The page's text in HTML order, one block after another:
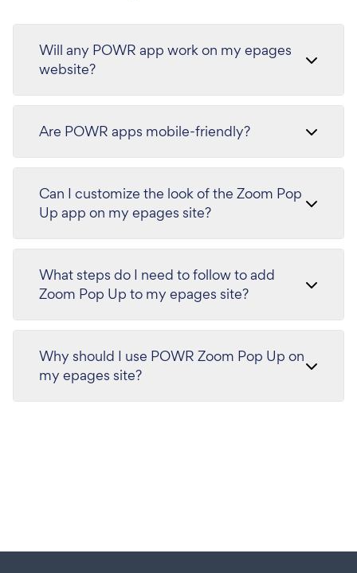
Will any POWR app work on my epages
website?
Are POWR apps mobile-friendly?
Can I customize the look of the Zoom Pop
Up app on my epages site?
What steps do I need to follow to add
Zoom Pop Up to my epages site?
Why should I use POWR Zoom Pop Up on
my epages site?